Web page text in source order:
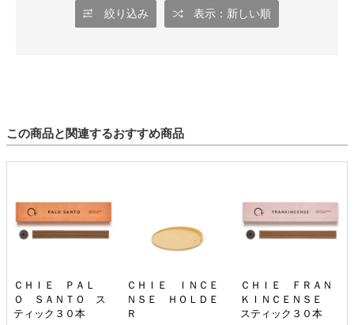
絞り込み 表示：新しい順
この商品と関連するおすすめ商品
ＣＨＩＥ ＰＡＬ
Ｏ ＳＡＮＴＯ ス
ティック３０本
ＣＨＩＥ ＩＮＣＥ
ＮＳＥ ＨＯＬＤＥ
Ｒ
ＣＨＩＥ ＦＲＡＮ
ＫＩＮＣＥＮＳＥ
スティック３０本